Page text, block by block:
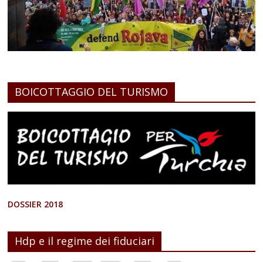
BOICOTTAGGIO DEL TURISMO
DOSSIER 2018
Hdp e il regime dei fiduciari